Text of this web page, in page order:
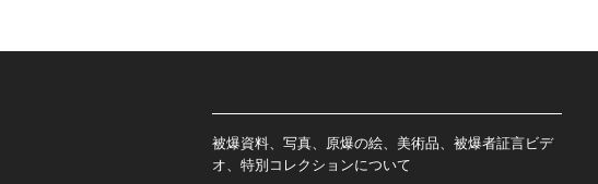
被爆資料、写真、原爆の絵、美術品、被爆者証言ビデ
オ、特別コレクションについて